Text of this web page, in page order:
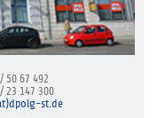
50 67 492
23 147 300
st.de